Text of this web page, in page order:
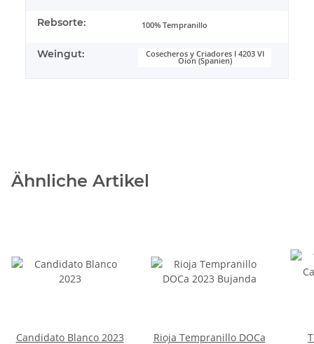
Rebsorte: 100% Tempranillo
Weingut: Cosecheros y Criadores I 4203 VI
Oion (Spanien)
Ähnliche Artikel
Candidato Blanco 2023 Rioja Tempranillo DOCa